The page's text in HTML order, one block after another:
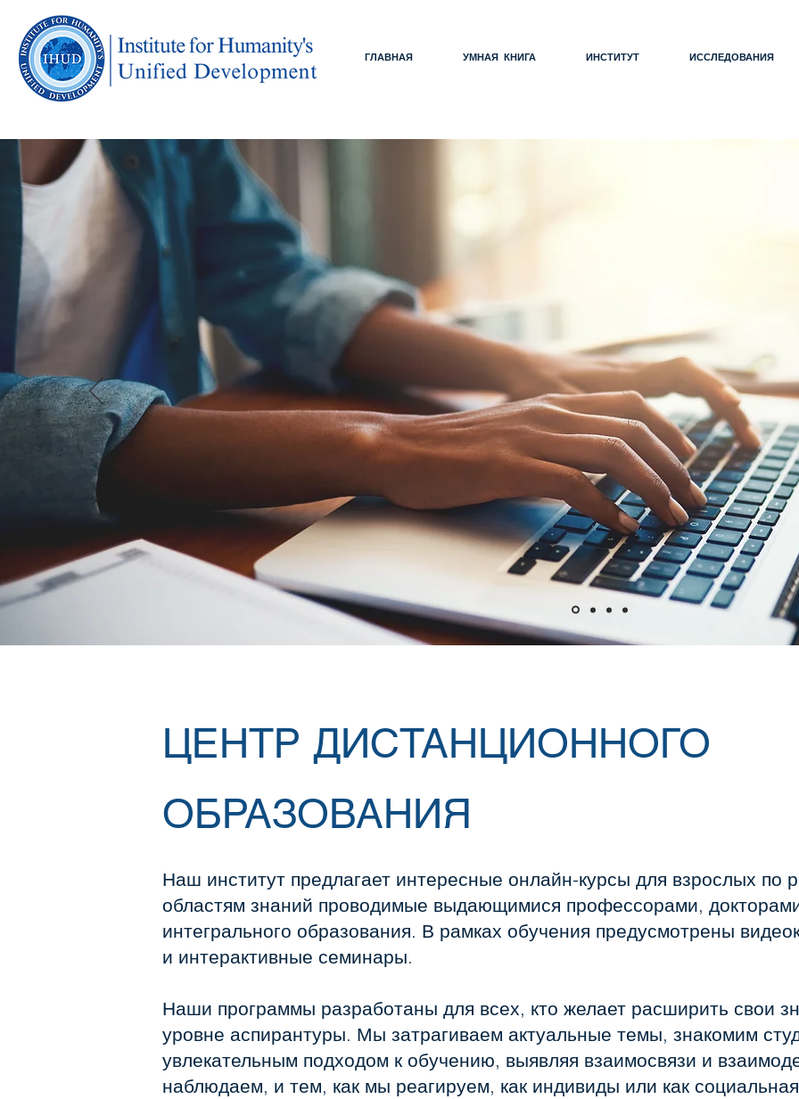
ГЛАВНАЯ УМНАЯ КНИГА ИНСТИТУТ ИССЛЕДОВАНИЯ
ЦЕНТР ДИСТАНЦИОННОГО
ОБРАЗОВАНИЯ
Наш институт предлагает интересные онлайн-курсы для взрослых по
областям знаний проводимые выдающимися профессорами,
интегрального образования. В рамках обучения предусмотрены
и интерактивные семинары.
Наши программы разработаны для всех, кто желает расширить свои
уровне аспирантуры. Мы затрагиваем актуальные темы, знакомим
увлекательным подходом к обучению, выявляя взаимосвязи и
наблюдаем, и тем, как мы реагируем, как индивиды или как